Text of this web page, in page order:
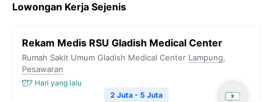
Lowongan Kerja Sejenis
Rekam Medis RSU Gladish Medical Center
Rumah Sakit Umum Gladish Medical Center Lampung,
Pesawaran
7 Hari yang lalu
2 Juta - 5 Juta